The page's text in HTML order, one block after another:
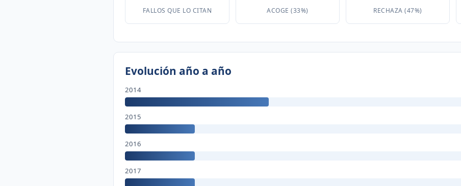
FALLOS QUE LO CITAN ACOGE (33%) RECHAZA (47%)
Evolución año a año
2014
2015
2016
2017